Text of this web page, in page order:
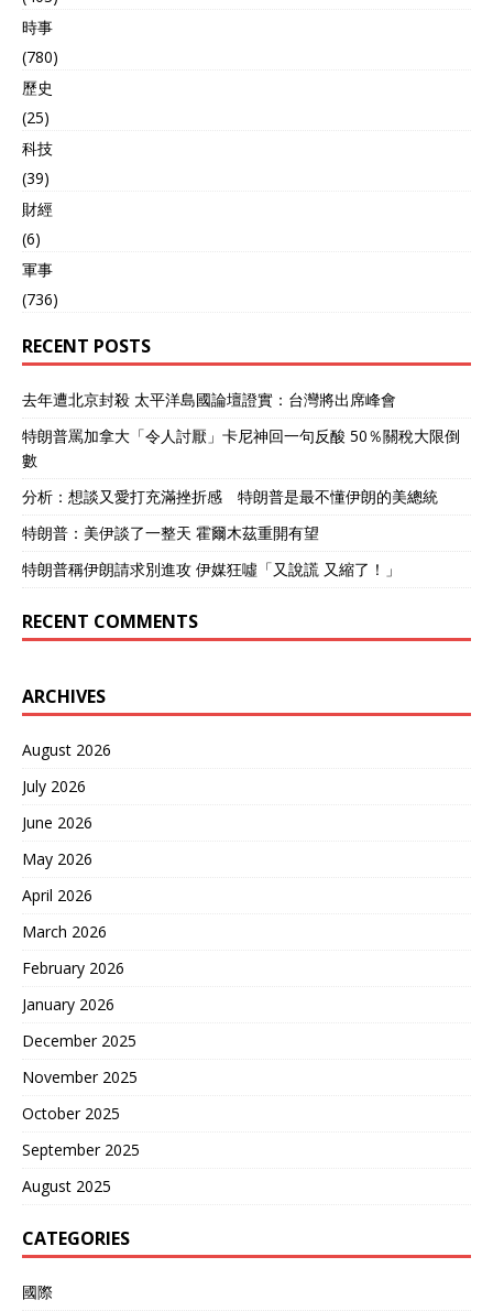
時事
(780)
歷史
(25)
科技
(39)
財經
(6)
軍事
(736)
RECENT POSTS
去年遭北京封殺 太平洋島國論壇證實：台灣將出席峰會
特朗普罵加拿大「令人討厭」卡尼神回一句反酸 50％關稅大限倒
數
分析：想談又愛打充滿挫折感 特朗普是最不懂伊朗的美總統
特朗普：美伊談了一整天 霍爾木茲重開有望
特朗普稱伊朗請求別進攻 伊媒狂噓「又說謊 又縮了！」
RECENT COMMENTS
ARCHIVES
August 2026
July 2026
June 2026
May 2026
April 2026
March 2026
February 2026
January 2026
December 2025
November 2025
October 2025
September 2025
August 2025
CATEGORIES
國際